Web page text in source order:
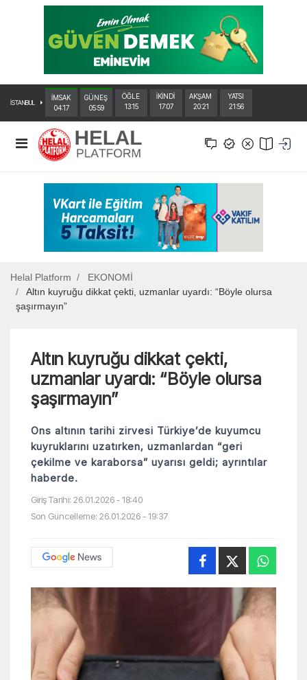
İSTANBUL
İMSAK
04:17
GÜNEŞ
05:59
ÖĞLE
13:15
İKİNDİ
17:07
AKŞAM
20:21
YATSI
21:56
Helal Platform
EKONOMİ
Altın kuyruğu dikkat çekti, uzmanlar uyardı: “Böyle olursa
şaşırmayın”
Altın kuyruğu dikkat çekti,
uzmanlar uyardı: “Böyle olursa
şaşırmayın”
Ons altının tarihi zirvesi Türkiye’de kuyumcu
kuyruklarını uzatırken, uzmanlardan “geri
çekilme ve karaborsa” uyarısı geldi; ayrıntılar
haberde.
Giriş Tarihi: 26.01.2026 - 18:40
Son Güncelleme: 26.01.2026 - 19:37